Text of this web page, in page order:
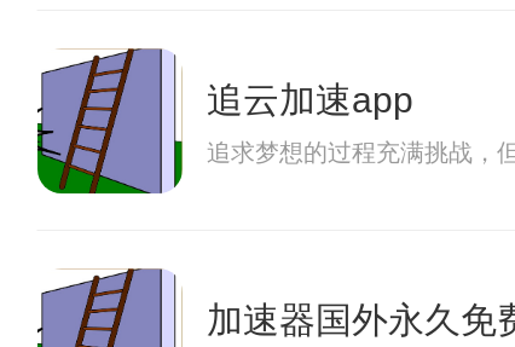
追云加速app
追求梦想的过程充满挑战，
加速器国外永久免